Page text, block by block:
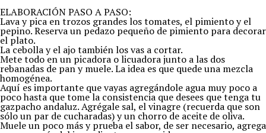
ELABORACIÓN PASO A PASO:
Lava y pica en trozos grandes los tomates, el pimiento y el
pepino. Reserva un pedazo pequeño de pimiento para decorar
el plato.
La cebolla y el ajo también los vas a cortar.
Mete todo en un picadora o licuadora junto a las dos
rebanadas de pan y muele. La idea es que quede una mezcla
homogénea.
Aquí es importante que vayas agregándole agua muy poco a
poco hasta que tome la consistencia que desees que tenga tu
gazpacho andaluz. Agrégale sal, el vinagre (recuerda que son
sólo un par de cucharadas) y un chorro de aceite de oliva.
Muele un poco más y prueba el sabor, de ser necesario, agrega